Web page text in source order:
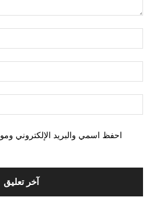
احفظ اسمي والبريد الإلكتروني